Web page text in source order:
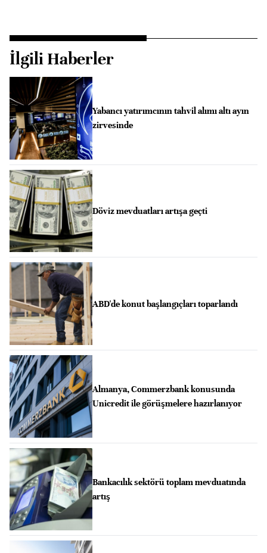
İlgili Haberler
Yabancı yatırımcının tahvil alımı altı ayın
zirvesinde
Döviz mevduatları artışa geçti
ABD'de konut başlangıçları toparlandı
Almanya, Commerzbank konusunda
Unicredit ile görüşmelere hazırlanıyor
Bankacılık sektörü toplam mevduatında
artış